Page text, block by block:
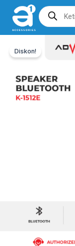
Products
search
Diskon!